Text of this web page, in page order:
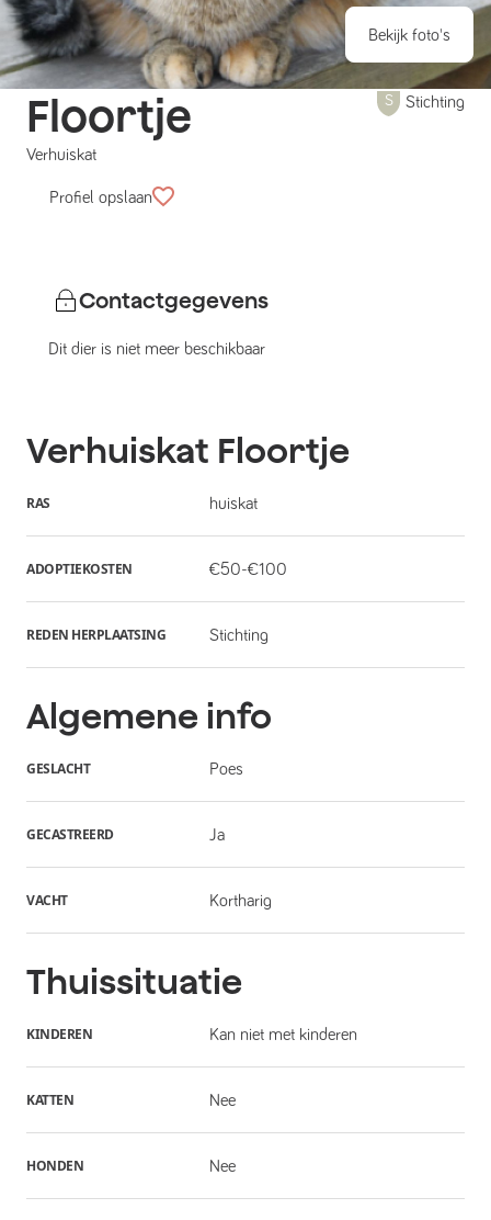
Bekijk foto's
Floortje
Verhuiskat
Stichting
Profiel opslaan
Contactgegevens
Dit dier is niet meer beschikbaar
Verhuiskat Floortje
RAS huiskat
ADOPTIEKOSTEN €50-€100
REDEN HERPLAATSING Stichting
Algemene info
GESLACHT Poes
GECASTREERD Ja
VACHT Kortharig
Thuissituatie
KINDEREN Kan niet met kinderen
KATTEN Nee
HONDEN Nee